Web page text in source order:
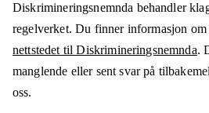
Diskrimineringsnemnda behandler
regelverket. Du finner informasjon
nettstedet til Diskrimineringsnemnda.
manglende eller sent svar på
oss.